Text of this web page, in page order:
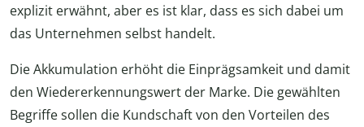
explizit erwähnt, aber es ist klar, dass es sich dabei um
das Unternehmen selbst handelt.
Die Akkumulation erhöht die Einprägsamkeit und damit
den Wiedererkennungswert der Marke. Die gewählten
Begriffe sollen die Kundschaft von den Vorteilen des